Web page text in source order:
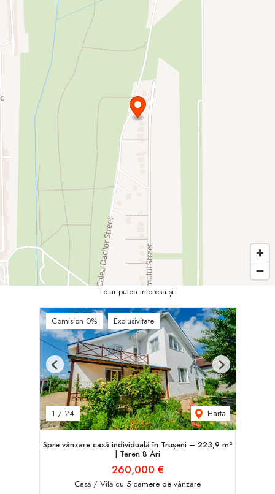
Te-ar putea interesa și:
Comision 0% Exclusivitate
1 / 24 Harta
Previous Next
Spre vânzare casă individuală în Trușeni – 223,9 m²
| Teren 8 Ari
260,000 €
Casă / Vilă cu 5 camere de vânzare